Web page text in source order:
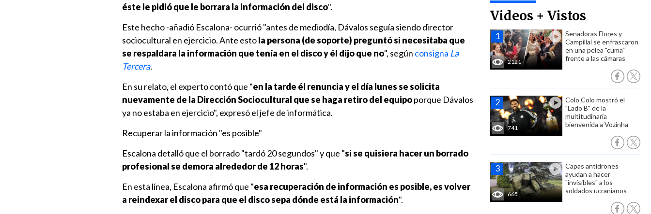
Videos + Vistos
2121
Senadoras Flores y
Campillai se enfrascaron
en una pelea "cuma"
frente a las cámaras
741
Colo Colo mostró el
"Lado B" de la
multitudinaria
bienvenida a Vozinha
665
Capas antidrones
ayudan a hacer
"invisibles" a los
soldados ucranianos
éste le pidió que le borrara la información del disco".
Este hecho -añadió Escalona- ocurrió "antes de mediodía, Dávalos seguía siendo director
sociocultural en ejercicio. Ante estola persona (de soporte) preguntó si necesitaba que
se respaldara la información que tenía en el disco y él dijo que no", según consigna La
Tercera.
En su relato, el experto contó que "en la tarde él renuncia y el día lunes se solicita
nuevamente de la Dirección Sociocultural que se haga retiro del equipoporque Dávalos
ya no estaba en ejercicio", expresó el jefe de informática.
Recuperar la información "es posible"
Escalona detalló que el borrado "tardó 20 segundos" y que "si se quisiera hacer un borrado
profesional se demora alrededor de 12 horas".
En esta línea, Escalona afirmó que "esa recuperación de información es posible, es volver
a reindexar el disco para que el disco sepa dónde está la información".